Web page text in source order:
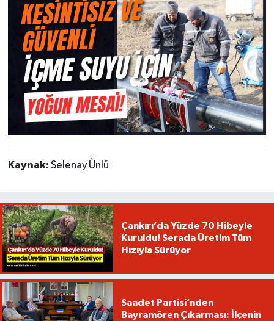
Kaynak: Selenay Ünlü
Çankırı’da Yüzde 70 Hibeyle
Kuruldu! Serada Üretim Tüm
Hızıyla Sürüyor
Saadet Partisi’nden
Bayramören Çıkarması: İlçenin